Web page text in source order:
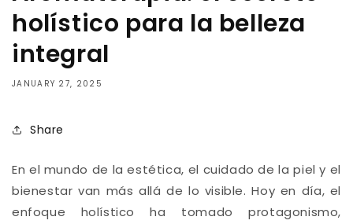
holístico para la belleza
integral
JANUARY 27, 2025
Share
En el mundo de la estética, el cuidado de la piel y el
bienestar van más allá de lo visible. Hoy en día, el
enfoque holístico ha tomado protagonismo,